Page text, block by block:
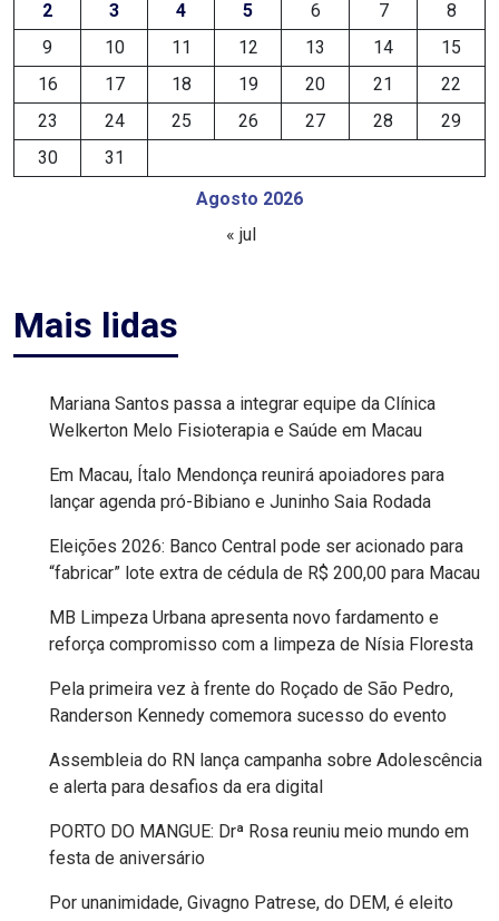
DESCASO
DESENVOLVIMENTO
ECONÔMICO
DESENVOLVIMENTO
DAS
CRIANÇAS
ECONOMIA
EDUCAÇÃO
ELEIÇÃO
ESCOLAR
ELEIÇÕES
2026
EMANCIPAÇÃO
DE
CARNAUBAIS
EMANCIPAÇÃO
Agosto 2026
2
3 4 5 6 7
8
9
10 11 12 13 14
15
16
17 18 19 20 21
22
23
24 25 26 27 28
29
30
31
« jul
Mais lidas
Mariana Santos passa a integrar equipe da Clínica
Welkerton Melo Fisioterapia e Saúde em Macau
Em Macau, Ítalo Mendonça reunirá apoiadores para
lançar agenda pró-Bibiano e Juninho Saia Rodada
Eleições 2026: Banco Central pode ser acionado para
“fabricar” lote extra de cédula de R$ 200,00 para Macau
MB Limpeza Urbana apresenta novo fardamento e
reforça compromisso com a limpeza de Nísia Floresta
Pela primeira vez à frente do Roçado de São Pedro,
Randerson Kennedy comemora sucesso do evento
Assembleia do RN lança campanha sobre Adolescência
e alerta para desafios da era digital
PORTO DO MANGUE: Drª Rosa reuniu meio mundo em
festa de aniversário
Por unanimidade, Givagno Patrese, do DEM, é eleito